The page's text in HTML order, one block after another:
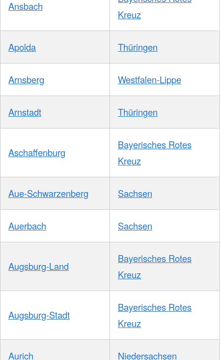
Ansbach
Kreuz
Apolda Thüringen
Arnsberg Westfalen-Lippe
Arnstadt Thüringen
Aschaffenburg
Bayerisches Rotes
Kreuz
Aue-Schwarzenberg Sachsen
Auerbach Sachsen
Augsburg-Land
Bayerisches Rotes
Kreuz
Augsburg-Stadt
Bayerisches Rotes
Kreuz
Aurich Niedersachsen